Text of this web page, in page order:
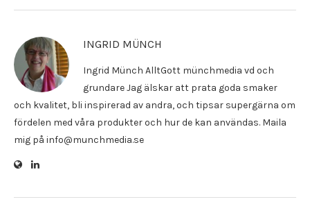
INGRID MÜNCH
Ingrid Münch AlltGott münchmedia vd och
grundare Jag älskar att prata goda smaker
och kvalitet, bli inspirerad av andra, och tipsar supergärna om
fördelen med våra produkter och hur de kan användas. Maila
mig på info@munchmedia.se